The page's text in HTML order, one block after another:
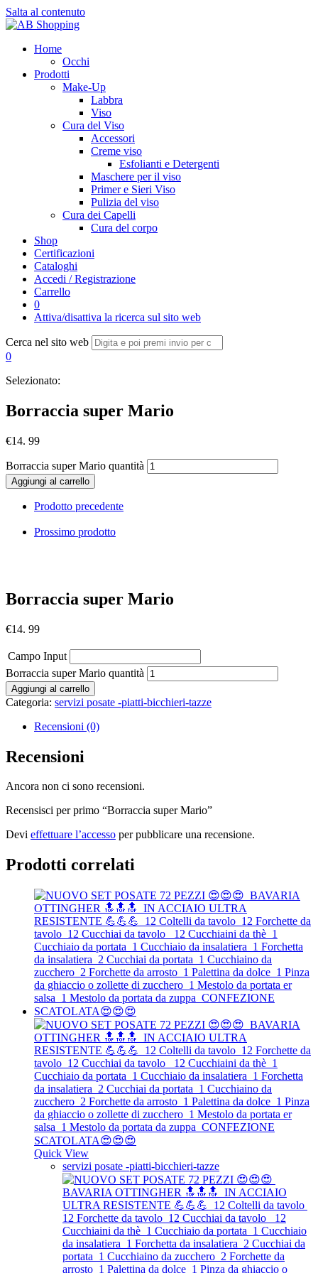
Salta al contenuto
Home
Occhi
Prodotti
Make-Up
Labbra
Viso
Cura del Viso
Accessori
Creme viso
Esfolianti e Detergenti
Maschere per il viso
Primer e Sieri Viso
Pulizia del viso
Cura dei Capelli
Cura del corpo
Shop
Certificazioni
Cataloghi
Accedi / Registrazione
Carrello
0
Attiva/disattiva la ricerca sul sito web
Cerca nel sito web
0
Selezionato:
Borraccia super Mario
€14. 99
Borraccia super Mario quantità
Aggiungi al carrello
Prodotto precedente
Prossimo prodotto
Borraccia super Mario
€14. 99
Campo Input
Borraccia super Mario quantità
Aggiungi al carrello
Categoria: servizi posate -piatti-bicchieri-tazze
Recensioni (0)
Recensioni
Ancora non ci sono recensioni.
Recensisci per primo “Borraccia super Mario”
Devi effettuare l’accesso per pubblicare una recensione.
Prodotti correlati
Quick View
servizi posate -piatti-bicchieri-tazze